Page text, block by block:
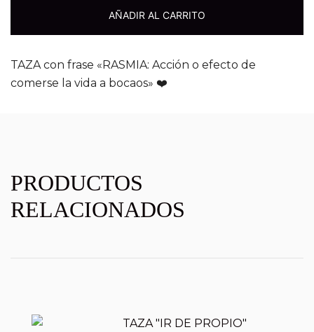
AÑADIR AL CARRITO
TAZA con frase «RASMIA: Acción o efecto de
comerse la vida a bocaos» ❤️
PRODUCTOS
RELACIONADOS